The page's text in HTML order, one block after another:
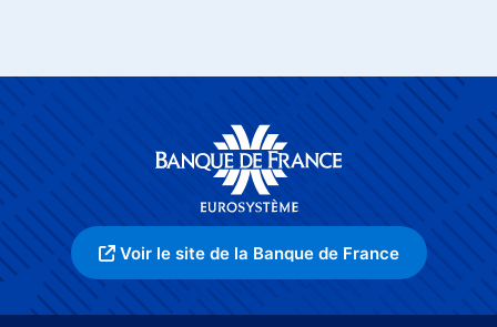
Voir le site de la Banque de France